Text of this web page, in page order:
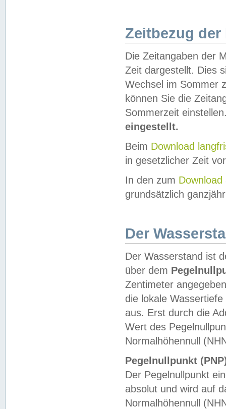
Zeitbezug der
Die Zeitangaben der
Zeit dargestellt. Dies
Wechsel im Sommer
können Sie die
Sommerzeit
eingestellt.
Beim Download
in gesetzlicher Zeit
In den zum Download
grundsätzlich
Der
Der Wasserstand ist
über dem
Zentimeter
die lokale
aus. Erst durch die
Wert des
Normalhöhennull
Pegelnullpunkt
Der Pegelnullpunkt
absolut und wird auf
Normalhöhennull